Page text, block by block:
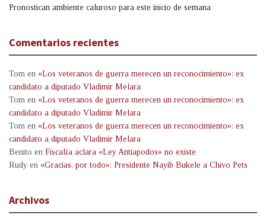
Pronostican ambiente caluroso para este inicio de semana
Comentarios recientes
Tom en «Los veteranos de guerra merecen un reconocimiento»: ex
candidato a diputado Vladimir Melara
Tom en «Los veteranos de guerra merecen un reconocimiento»: ex
candidato a diputado Vladimir Melara
Tom en «Los veteranos de guerra merecen un reconocimiento»: ex
candidato a diputado Vladimir Melara
Benito en Fiscalía aclara «Ley Antiapodos» no existe
Rudy en «Gracias, por todo»: Presidente Nayib Bukele a Chivo Pets
Archivos